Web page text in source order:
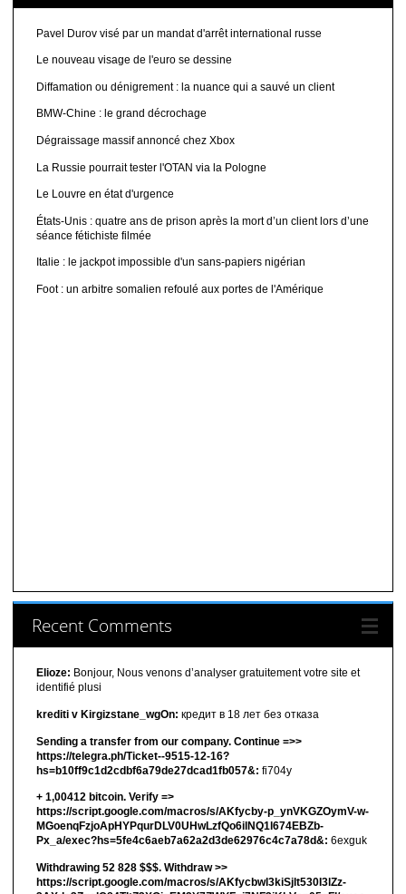
Pavel Durov visé par un mandat d'arrêt international russe
Le nouveau visage de l'euro se dessine
Diffamation ou dénigrement : la nuance qui a sauvé un client
BMW-Chine : le grand décrochage
Dégraissage massif annoncé chez Xbox
La Russie pourrait tester l'OTAN via la Pologne
Le Louvre en état d'urgence
États-Unis : quatre ans de prison après la mort d’un client lors d’une
séance fétichiste filmée
Italie : le jackpot impossible d'un sans-papiers nigérian
Foot : un arbitre somalien refoulé aux portes de l'Amérique
Recent Comments
Elioze: Bonjour, Nous venons d’analyser gratuitement votre site et
identifié plusi
krediti v Kirgizstane_wgOn: кредит в 18 лет без отказа
Sending a transfer from our company. Continue =>>
https://telegra.ph/Ticket--9515-12-16?
hs=b10ff9c1d2cdbf6a79de27dcad1fb057&: fi704y
+ 1,00412 bitсоin. Verify =>
https://script.google.com/macros/s/AKfycby-p_ynVKGZOymV-w-
MGoenqFzjoApHYPqurDLV0UHwLzfQo6ilNQ1l674EBZb-
Px_a/exec?hs=5fe4c6aeb7a62a2d3de62976c4c7a78d&: 6exguk
Withdrawing 52 828 $$$. Withdrаw >>
https://script.google.com/macros/s/AKfycbwl3kiSjlt530I3lZz-